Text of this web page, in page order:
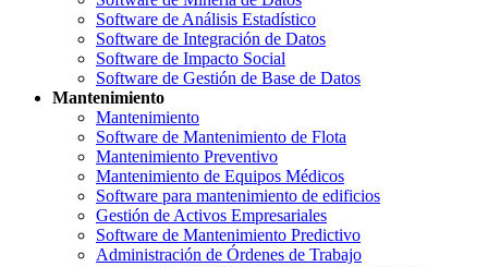
Software de Análisis Estadístico
Software de Integración de Datos
Software de Impacto Social
Software de Gestión de Base de Datos
Mantenimiento
Mantenimiento
Software de Mantenimiento de Flota
Mantenimiento Preventivo
Mantenimiento de Equipos Médicos
Software para mantenimiento de edificios
Gestión de Activos Empresariales
Software de Mantenimiento Predictivo
Administración de Órdenes de Trabajo